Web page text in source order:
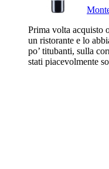
Prima volta acquisto
un ristorante e lo
po’ titubanti, sulla
stati piacevolmente